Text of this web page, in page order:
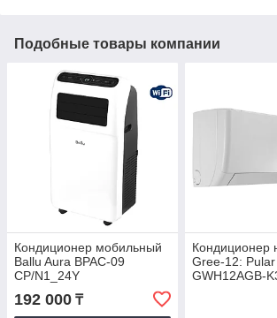
Подобные товары компании
Кондиционер мобильный
Ballu Aura BPAC-09
CP/N1_24Y
192 000 ₸
Кондиционер
Gree-12: Pular
GWH12AGB-